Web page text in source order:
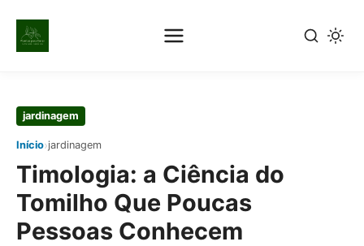
Pular
conteúdo
principal
jardinagem
Início›jardinagem
Timologia: a Ciência do
Tomilho Que Poucas
Pessoas Conhecem